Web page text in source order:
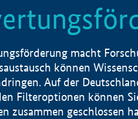
macht
können
Auf der
Filteroptionen können
zusammen geschlossen